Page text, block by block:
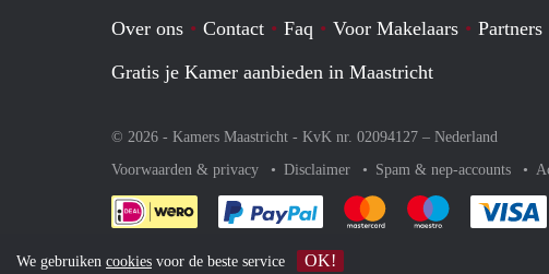
Over ons Contact Faq Voor Makelaars
Partners
Gratis je Kamer aanbieden in Maastricht
© 2026 - Kamers Maastricht - KvK nr. 02094127 – Nederland
Voorwaarden & privacy
Disclaimer Spam & nep-accounts
Je rekent gemakkelijk af met Paypal
Je rekent gemakkelijk af
Je rekent
We gebruiken cookies voor de beste service OK!